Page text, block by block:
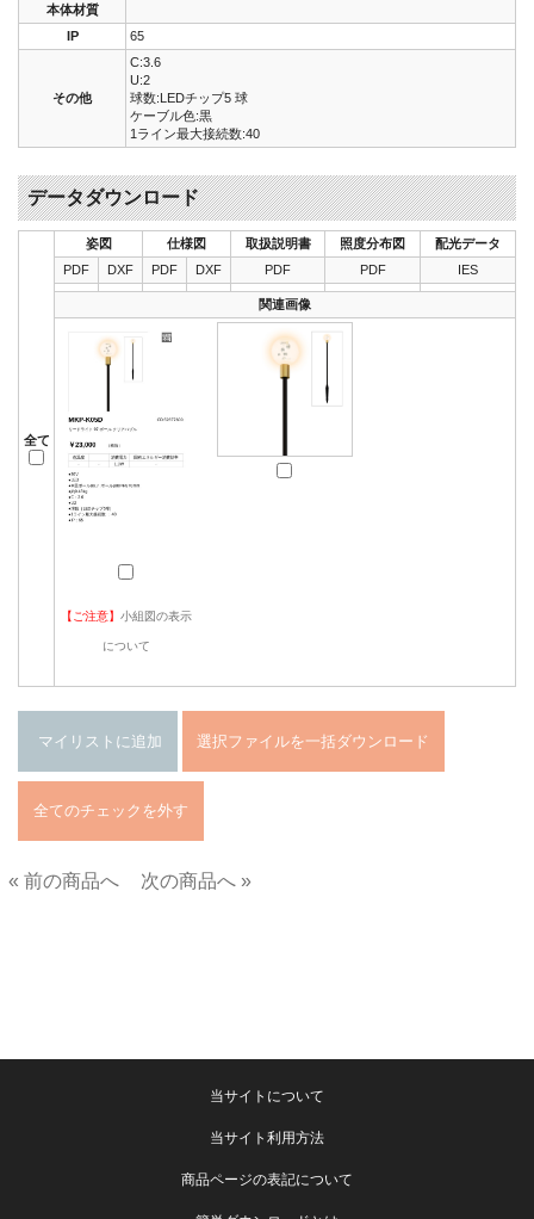
本体材質
IP
65
その他
C:3.6
U:2
球数:LEDチップ5 球
ケーブル色:黒
1ライン最大接続数:40
データダウンロード
全て
姿図 仕様図 取扱説明書 照度分布図
配光データ
PDF
DXF PDF DXF PDF PDF IES
関連画像
【ご注意】 小組図の表示
について
« 前の商品へ
次の商品へ »
当サイトについて
当サイト利用方法
商品ページの表記について